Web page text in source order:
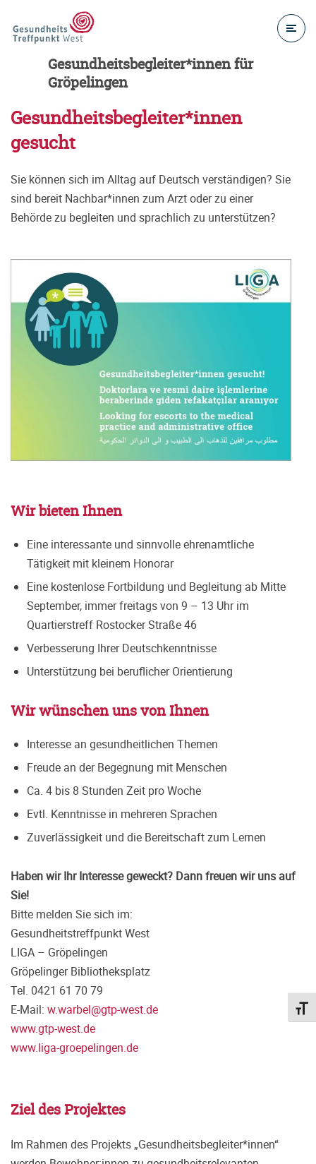
Gesundheitsbegleiter*innen für
Gröpelingen
Gesundheitsbegleiter*innen
gesucht
Sie können sich im Alltag auf Deutsch verständigen? Sie
sind bereit Nachbar*innen zum Arzt oder zu einer
Behörde zu begleiten und sprachlich zu unterstützen?
Wir bieten Ihnen
Eine interessante und sinnvolle ehrenamtliche
Tätigkeit mit kleinem Honorar
Eine kostenlose Fortbildung und Begleitung ab Mitte
September, immer freitags von 9 – 13 Uhr im
Quartierstreff Rostocker Straße 46
Verbesserung Ihrer Deutschkenntnisse
Unterstützung bei beruflicher Orientierung
Wir wünschen uns von Ihnen
Interesse an gesundheitlichen Themen
Freude an der Begegnung mit Menschen
Ca. 4 bis 8 Stunden Zeit pro Woche
Evtl. Kenntnisse in mehreren Sprachen
Zuverlässigkeit und die Bereitschaft zum Lernen
Haben wir Ihr Interesse geweckt? Dann freuen wir uns auf
Sie!
Bitte melden Sie sich im:
Gesundheitstreffpunkt West
LIGA – Gröpelingen
Gröpelinger Bibliotheksplatz
Tel. 0421 61 70 79
E-Mail: w.warbel@gtp-west.de
www.gtp-west.de
www.liga-groepelingen.de
Ziel des Projektes
Im Rahmen des Projekts „Gesundheitsbegleiter*innen“